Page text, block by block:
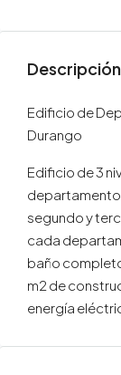
Descripción
Edificio de
Durango
Edificio de 3
segundo y
cada
baño
m2 de
energía